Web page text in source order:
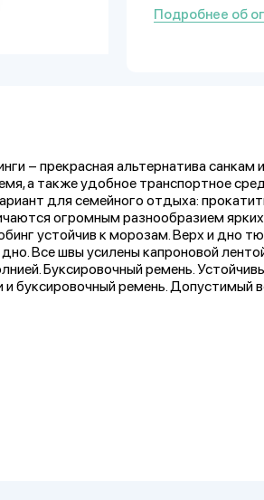
Подробнее об
– прекрасная альтернатива санкам
а также удобное транспортное
для семейного отдыха:
огромным разнообразием
устойчив к морозам. Верх и дно
Все швы усилены капроновой
Буксировочный ремень.
буксировочный ремень. Допустимый